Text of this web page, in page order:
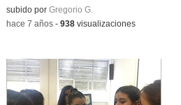
subido por Gregorio G.
-hace 7 años- 938visualizaciones